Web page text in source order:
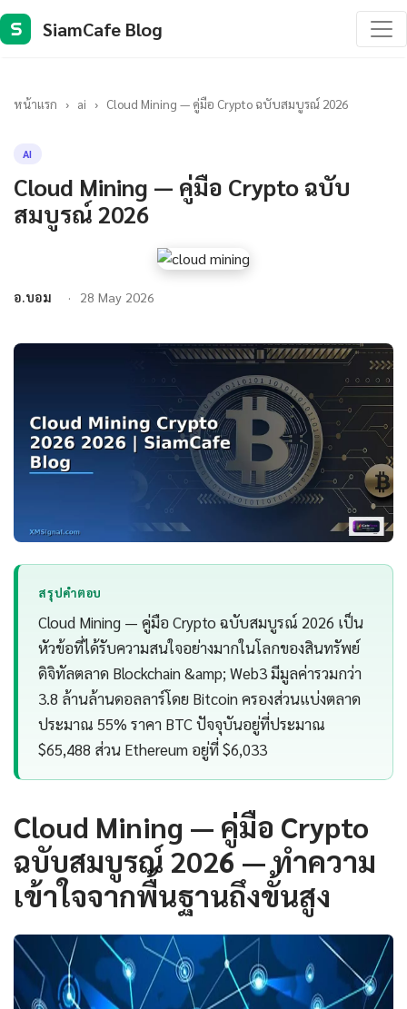
S SiamCafe Blog
หน้าแรก › ai › Cloud Mining — คู่มือ Crypto ฉบับสมบูรณ์ 2026
AI
Cloud Mining — คู่มือ Crypto ฉบับ
สมบูรณ์ 2026
อ.บอม 28 May 2026
สรุปคำตอบ
Cloud Mining — คู่มือ Crypto ฉบับสมบูรณ์ 2026 เป็น
หัวข้อที่ได้รับความสนใจอย่างมากในโลกของสินทรัพย์
ดิจิทัลตลาด Blockchain &amp; Web3 มีมูลค่ารวมกว่า
3.8 ล้านล้านดอลลาร์โดย Bitcoin ครองส่วนแบ่งตลาด
ประมาณ 55% ราคา BTC ปัจจุบันอยู่ที่ประมาณ
$65,488 ส่วน Ethereum อยู่ที่ $6,033
Cloud Mining — คู่มือ Crypto
ฉบับสมบูรณ์ 2026 — ทำความ
เข้าใจจากพื้นฐานถึงขั้นสูง